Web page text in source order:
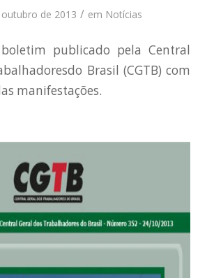
de 2013 / em Notícias
publicado pela Central
Brasil (CGTB) com
manifestações.